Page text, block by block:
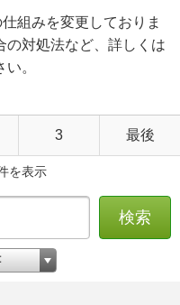
組みを変更しておりま
の対処法など、詳しくは
。
3 最後
を表示
検索